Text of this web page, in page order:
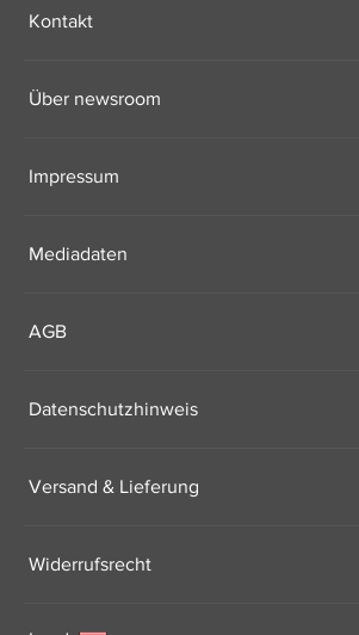
Kontakt
Über newsroom
Impressum
Mediadaten
AGB
Datenschutzhinweis
Versand & Lieferung
Widerrufsrecht